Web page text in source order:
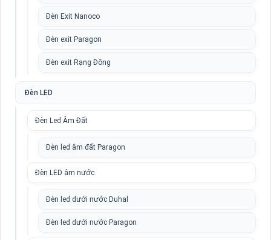
Đèn Exit Nanoco
Đèn exit Paragon
Đèn exit Rạng Đông
Đèn LED
Đèn Led Âm Đất
Đèn led âm đất Paragon
Đèn LED âm nước
Đèn led dưới nước Duhal
Đèn led dưới nước Paragon